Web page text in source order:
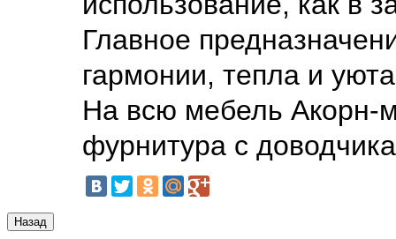
Главное
гармонии, тепла и
На всю мебель Акорн-м
фурнитура с